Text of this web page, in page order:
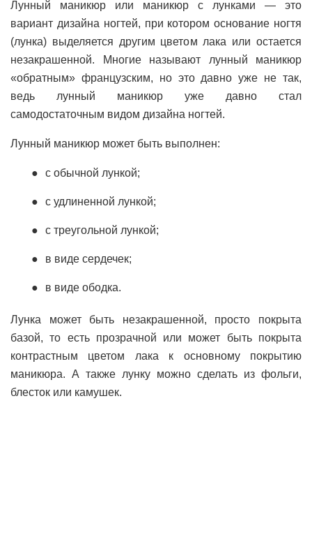
Лунный маникюр или маникюр с лунками — это
вариант дизайна ногтей, при котором основание ногтя
(лунка) выделяется другим цветом лака или остается
незакрашенной. Многие называют лунный маникюр
«обратным» французским, но это давно уже не так,
ведь лунный маникюр уже давно стал
самодостаточным видом дизайна ногтей.
Лунный маникюр может быть выполнен:
с обычной лункой;
с удлиненной лункой;
с треугольной лункой;
в виде сердечек;
в виде ободка.
Лунка может быть незакрашенной, просто покрыта
базой, то есть прозрачной или может быть покрыта
контрастным цветом лака к основному покрытию
маникюра. А также лунку можно сделать из фольги,
блесток или камушек.